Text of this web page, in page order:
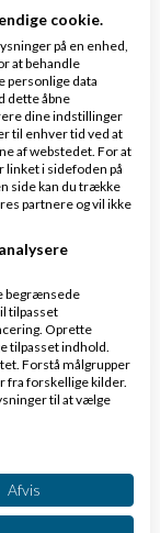
2 svar
08-2025 kl.
3 svar
cookie.
på en enhed,
at behandle
personlige data
dette åbne
dine indstillinger
til enhver tid ved at
af webstedet. For at
i sidefoden på
side kan du trække
partnere og vil ikke
begrænsede
tilpasset
Oprette
tilpasset indhold.
Forstå målgrupper
fra forskellige kilder.
til at vælge
Afvis